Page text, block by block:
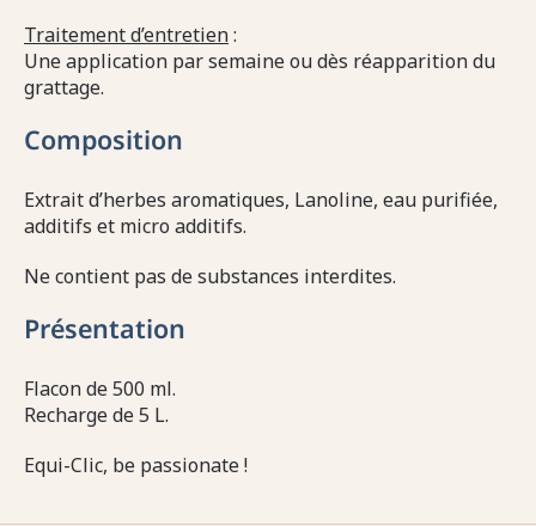
Traitement d’entretien:
Une application par semaineou dès réapparition du
grattage.
Composition
Extrait d’herbes aromatiques, Lanoline, eau purifiée,
additifs et micro additifs.
Ne contient pas de substances interdites.
Présentation
Flacon de 500 ml.
Recharge de 5 L.
Equi-Clic, be passionate !